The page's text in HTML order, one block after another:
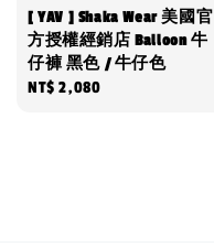
[ YAV ] Shaka Wear 美國官
方授權經銷店 Balloon 牛
仔褲 黑色 / 牛仔色
Regular
NT$ 2,080